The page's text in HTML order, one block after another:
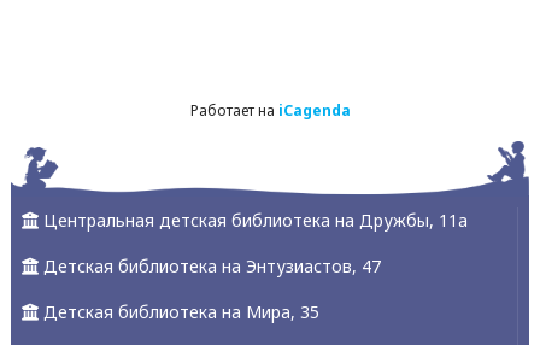
Работает на iCagenda
Центральная детская библиотека на Дружбы, 11а
Детская библиотека на Энтузиастов, 47
Детская библиотека на Мира, 35